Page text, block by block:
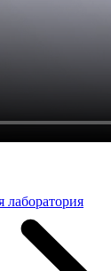
лаборатория